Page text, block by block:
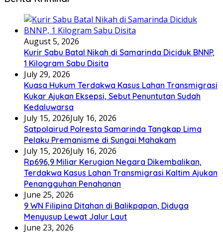
August 5, 2026
Kurir Sabu Batal Nikah di Samarinda Diciduk BNNP,
1 Kilogram Sabu Disita
July 29, 2026
Kuasa Hukum Terdakwa Kasus Lahan Transmigrasi
Kukar Ajukan Eksepsi, Sebut Penuntutan Sudah
Kedaluwarsa
July 15, 2026July 16, 2026
Satpolairud Polresta Samarinda Tangkap Lima
Pelaku Premanisme di Sungai Mahakam
July 15, 2026July 16, 2026
Rp696,9 Miliar Kerugian Negara Dikembalikan,
Terdakwa Kasus Lahan Transmigrasi Kaltim Ajukan
Penangguhan Penahanan
June 25, 2026
9 WN Filipina Ditahan di Balikpapan, Diduga
Menyusup Lewat Jalur Laut
June 23, 2026